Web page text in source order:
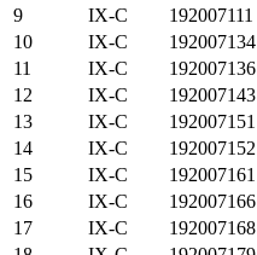
9
IX-C 192007111
10
IX-C 192007134
11
IX-C 192007136
12
IX-C 192007143
13
IX-C 192007151
14
IX-C 192007152
15
IX-C 192007161
16
IX-C 192007166
17
IX-C 192007168